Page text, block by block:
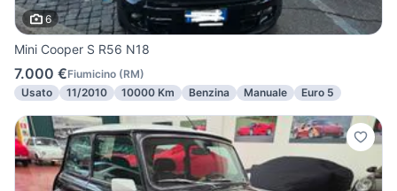
6
Mini Cooper S R56 N18
7.000 €Fiumicino (RM)
Usato
11/2010 10000 Km Benzina Manuale Euro 5